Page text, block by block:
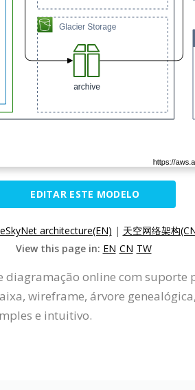
EDITAR ESTE MODELO
architecture(EN) | 天空网络架构
View this page in: EN CN TW
diagramação online com
wireframe, árvore
e intuitivo.